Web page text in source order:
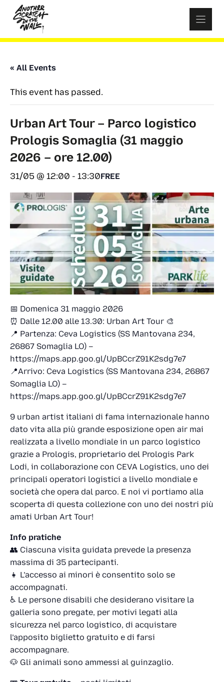
content
« All Events
This event has passed.
Urban Art Tour – Parco logistico
Prologis Somaglia (31 maggio
2026 – ore 12.00)
31/05 @ 12:00 - 13:30FREE
📅 Domenica 31 maggio 2026
⏰ Dalle 12.00 alle 13.30: Urban Art Tour 🎨
📍 Partenza: Ceva Logistics (SS Mantovana 234,
26867 Somaglia LO) –
https://maps.app.goo.gl/UpBCcrZ91K2sdg7e7
📍Arrivo: Ceva Logistics (SS Mantovana 234, 26867
Somaglia LO) –
https://maps.app.goo.gl/UpBCcrZ91K2sdg7e7
9 urban artist italiani di fama internazionale hanno
dato vita alla più grande esposizione open air mai
realizzata a livello mondiale in un parco logistico
grazie a Prologis, proprietario del Prologis Park
Lodi, in collaborazione con CEVA Logistics, uno dei
principali operatori logistici a livello mondiale e
società che opera dal parco. E noi vi portiamo alla
scoperta di questa collezione con uno dei nostri più
amati Urban Art Tour!
Info pratiche
👥 Ciascuna visita guidata prevede la presenza
massima di 35 partecipanti.
👧 L’accesso ai minori è consentito solo se
accompagnati.
♿ Le persone disabili che desiderano visitare la
galleria sono pregate, per motivi legati alla
sicurezza nel parco logistico, di acquistare
l’apposito biglietto gratuito e di farsi
accompagnare.
🐶 Gli animali sono ammessi al guinzaglio.